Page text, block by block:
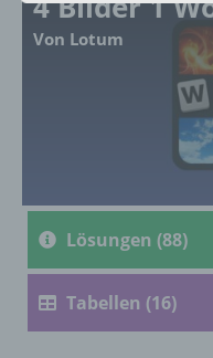
Von Lotum
Lösungen (88)
Tabellen (16)
a)
oder
Folgenden
Als
Person
Kennung wie
Kennnummer,
mehreren
Ausdruck der